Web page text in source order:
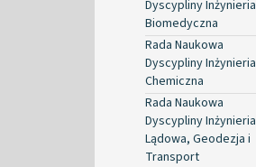
Dyscypliny Inżynieria
Biomedyczna
Rada Naukowa
Dyscypliny Inżynieria
Chemiczna
Rada Naukowa
Dyscypliny Inżynieria
Lądowa, Geodezja i
Transport